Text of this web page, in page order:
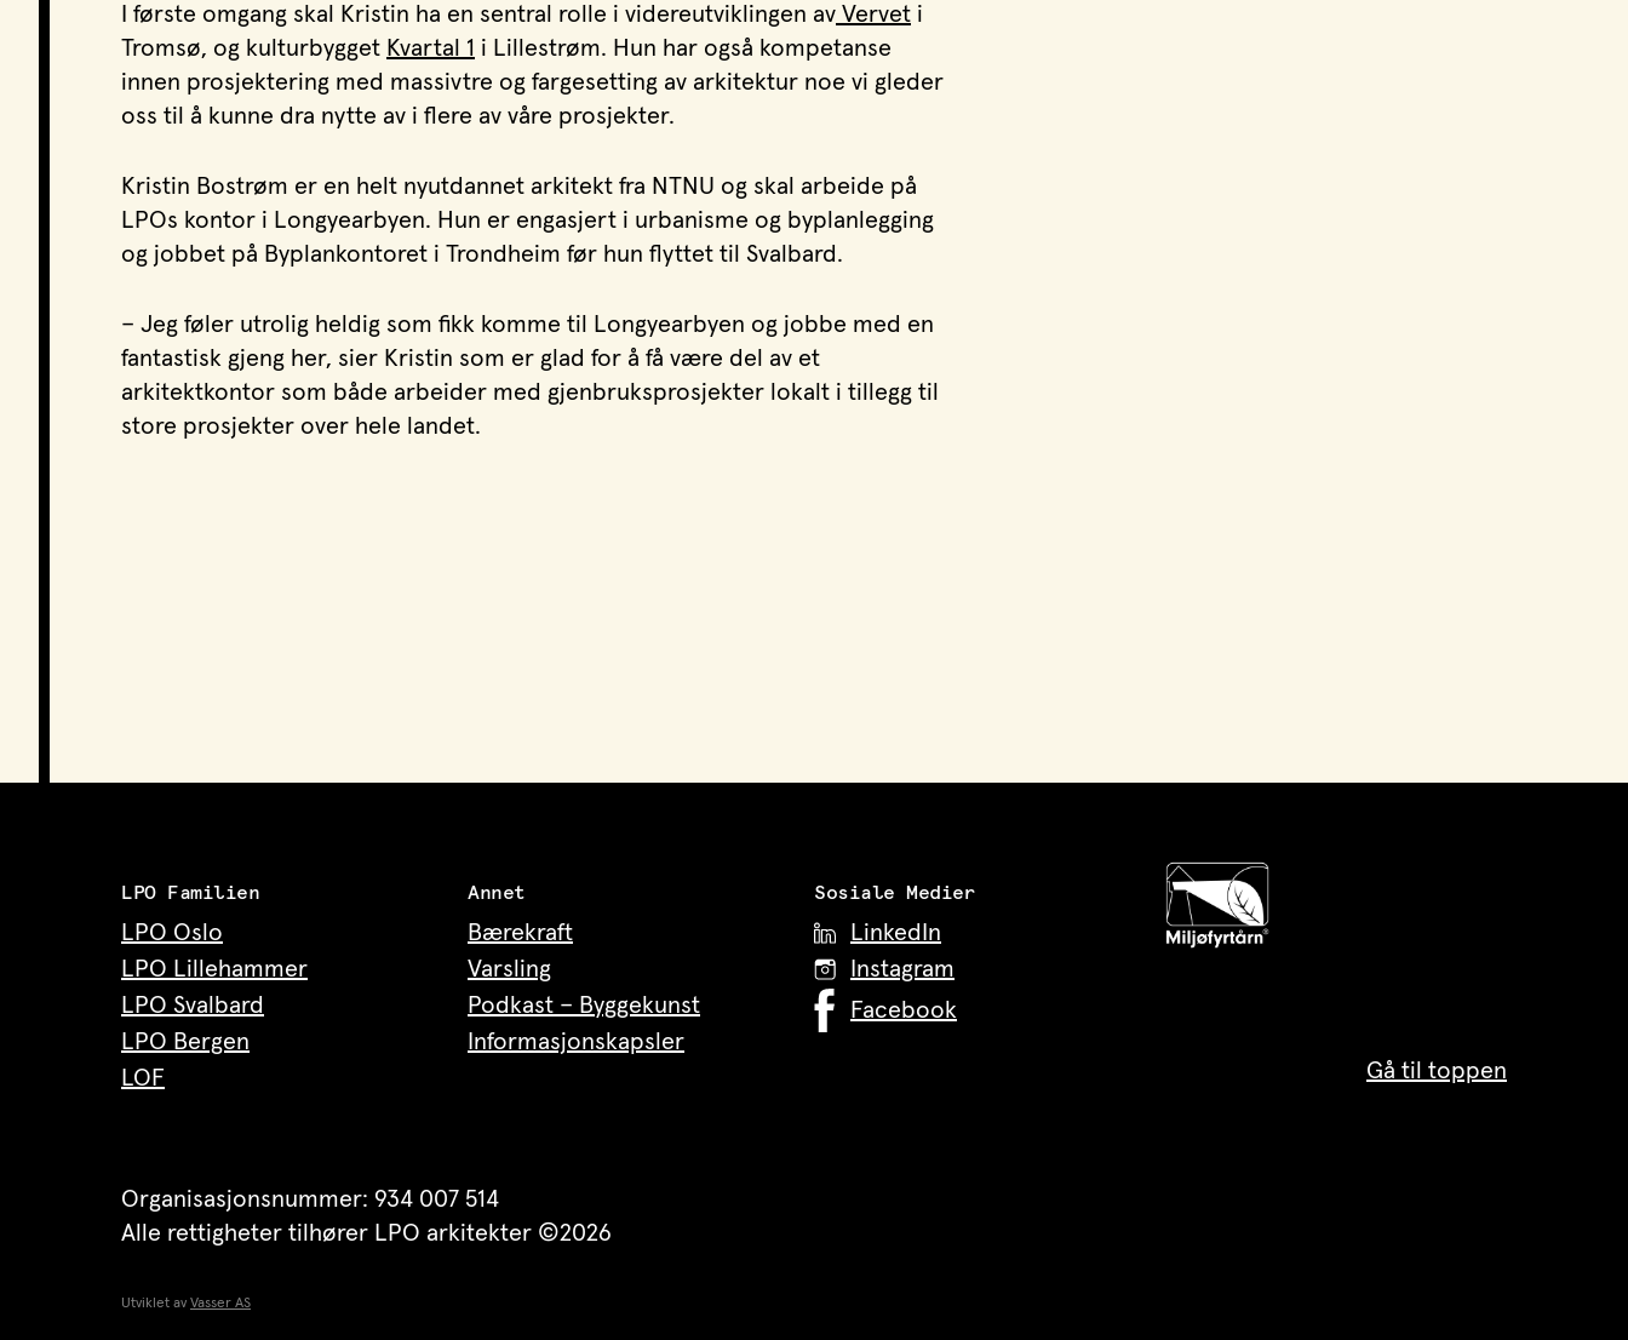
I første omgang skal Kristin ha en sentral rolle i videreutviklingen av Vervet i
Tromsø, og kulturbygget Kvartal 1 i Lillestrøm. Hun har også kompetanse
innen prosjektering med massivtre og fargesetting av arkitektur noe vi gleder
oss til å kunne dra nytte av i flere av våre prosjekter.
Kristin Bostrøm er en helt nyutdannet arkitekt fra NTNU og skal arbeide på
LPOs kontor i Longyearbyen. Hun er engasjert i urbanisme og byplanlegging
og jobbet på Byplankontoret i Trondheim før hun flyttet til Svalbard.
– Jeg føler utrolig heldig som fikk komme til Longyearbyen og jobbe med en
fantastisk gjeng her, sier Kristin som er glad for å få være del av et
arkitektkontor som både arbeider med gjenbruksprosjekter lokalt i tillegg til
store prosjekter over hele landet.
LPO Familien
LPO Oslo
LPO Lillehammer
LPO Svalbard
LPO Bergen
LOF
Annet
Bærekraft
Varsling
Podkast – Byggekunst
Informasjonskapsler
Sosiale Medier
LinkedIn
Instagram
Facebook
Gå til toppen
Organisasjonsnummer: 934 007 514
Alle rettigheter tilhører LPO arkitekter ©2026
Utviklet av Vasser AS